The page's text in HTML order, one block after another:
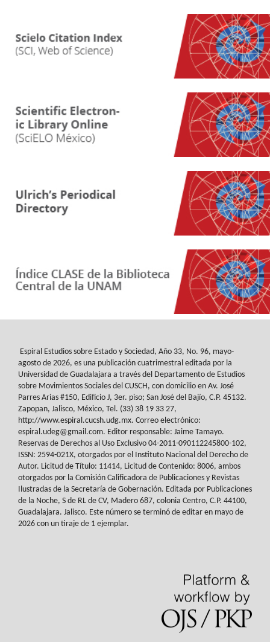
Espiral Estudios sobre Estado y Sociedad, Año 33, No. 96, mayo-
agosto de 2026, es una publicación cuatrimestral editada por la
Universidad de Guadalajara a través del Departamento de Estudios
sobre Movimientos Sociales del CUSCH , con domicilio en Av. José
Parres Arias #150, Edificio J, 3er. piso; San José del Bajío, C.P. 45132.
Zapopan, Jalisco, México, Tel. (33) 38 19 33 27,
http://www.espiral.cucsh.udg.mx. Correo electrónico:
espiral.udeg@gmail.com. Editor responsable: Jaime Tamayo.
Reservas de Derechos al Uso Exclusivo 04-2011-090112245800-102,
ISSN: 2594-021X, otorgados por el Instituto Nacional del Derecho de
Autor. Licitud de Título: 11414, Licitud de Contenido: 8006, ambos
otorgados por la Comisión Calificadora de Publicaciones y Revistas
Ilustradas de la Secretaría de Gobernación. Editada por Publicaciones
de la Noche, S de RL de CV, Madero 687, colonia Centro, C.P. 44100,
Guadalajara. Jalisco. Este número se terminó de editar en mayo de
2026 con un tiraje de 1 ejemplar.